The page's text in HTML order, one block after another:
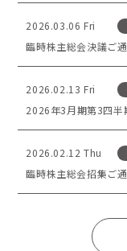
金属製品部門(埼玉金
（請求書用紙ダウン
2026.03.06 Fri
臨時株主総会決議ご
2026.02.13 Fri
2026年3月期第3四半
2026.02.12 Thu
臨時株主総会招集ご